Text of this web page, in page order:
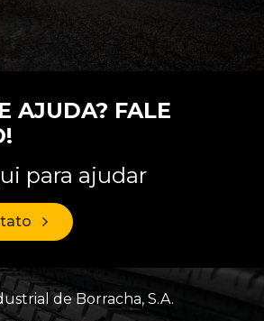
AJUDA? FALE
para ajudar
de Borracha, S.A.